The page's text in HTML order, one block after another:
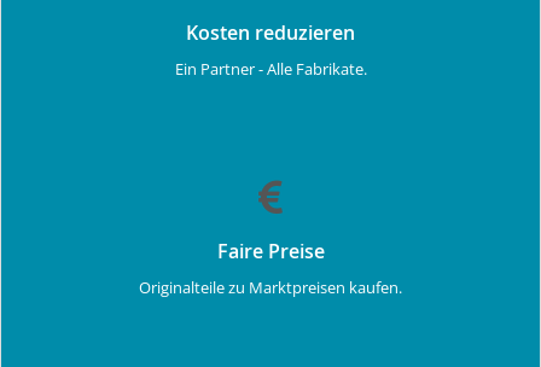
Kosten reduzieren
Ein Partner - Alle Fabrikate.
Faire Preise
Originalteile zu Marktpreisen kaufen.